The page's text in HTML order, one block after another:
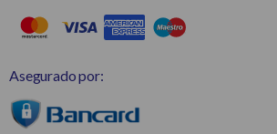
Asegurado por: